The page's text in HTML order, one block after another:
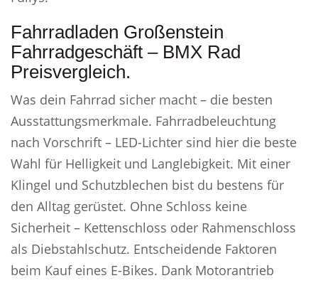
Fahrradladen Großenstein
Fahrradgeschäft – BMX Rad
Preisvergleich.
Was dein Fahrrad sicher macht – die besten
Ausstattungsmerkmale. Fahrradbeleuchtung
nach Vorschrift – LED-Lichter sind hier die beste
Wahl für Helligkeit und Langlebigkeit. Mit einer
Klingel und Schutzblechen bist du bestens für
den Alltag gerüstet. Ohne Schloss keine
Sicherheit – Kettenschloss oder Rahmenschloss
als Diebstahlschutz. Entscheidende Faktoren
beim Kauf eines E-Bikes. Dank Motorantrieb